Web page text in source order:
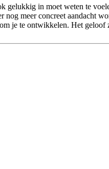
in moet weten te
meer concreet aandacht
je te ontwikkelen. Het geloof